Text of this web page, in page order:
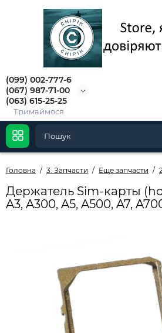
(099) 002-777-6
(067) 987-71-00
(063) 615-25-25
Тримаймося
Головна 3. Запчасти Еще запчасти
Держатель Sim-карты
A3, A300, A5, A500, A7,